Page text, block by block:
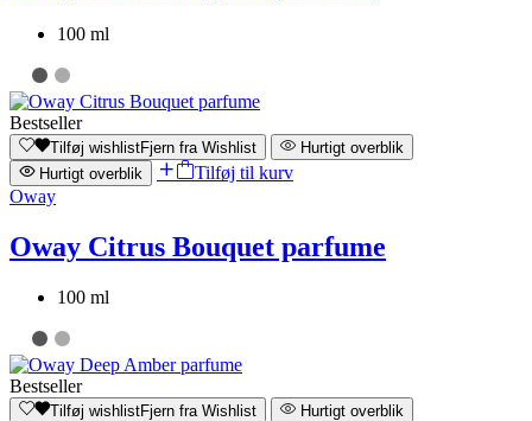
100 ml
Bestseller
Tilføj wishlistFjern fra Wishlist
Hurtigt overblik
Hurtigt overblik
Tilføj til kurv
Oway
Oway Citrus Bouquet parfume
100 ml
Bestseller
Tilføj wishlistFjern fra Wishlist
Hurtigt overblik